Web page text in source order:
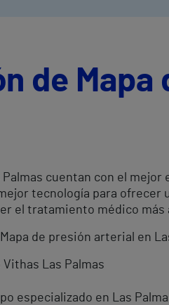
de
cuentan con el
tecnología para
el tratamiento médico más
de presión arterial en
Las Palmas
especializado en Las